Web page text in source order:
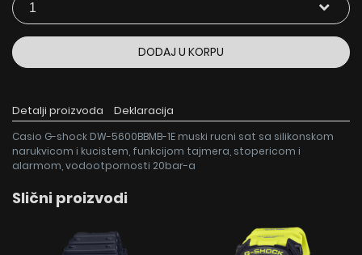
DODAJ U KORPU
Detalji proizvoda Deklaracija
Casio G-shock DW-5600BBMB-1E muski rucni sat sa silikonskom
narukvicom i kucistem, funkcijom tajmera, stopericom i
alarmom, vodootpornosti 20bar-a
Slični proizvodi